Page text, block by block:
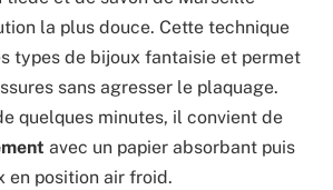
la plus douce. Cette technique
types de bijoux fantaisie et permet
sans agresser le plaquage.
quelques minutes, il convient de
avec un papier absorbant puis
en position air froid.